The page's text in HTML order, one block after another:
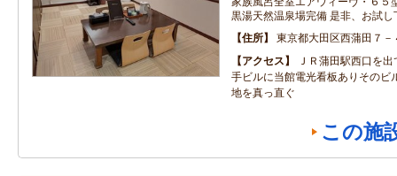
黒湯天然温泉場完備 是非、お試し
住所
東京都大田区西蒲田７－
アクセス
ＪＲ蒲田駅西口を
手ビルに当館電光看板ありそのビ
地を真っ直ぐ
この施